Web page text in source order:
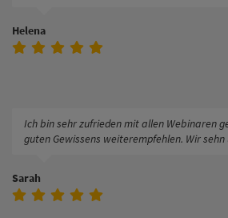
Helena
Ich bin sehr zufrieden mit allen Webinaren
guten Gewissens weiterempfehlen. Wir
Sarah